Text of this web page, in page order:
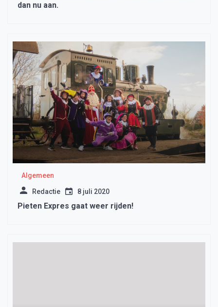
dan nu aan.
Algemeen
Redactie 8 juli 2020
Pieten Expres gaat weer rijden!